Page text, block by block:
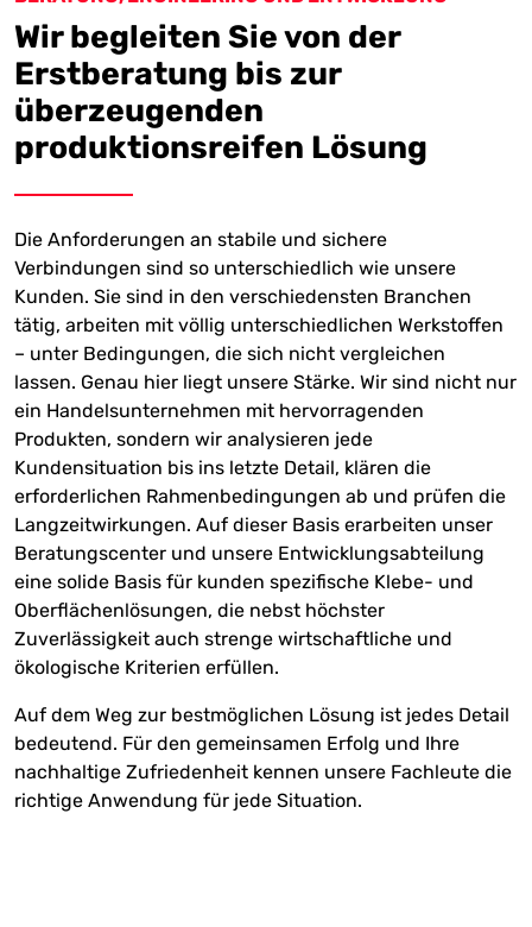
Wir begleiten Sie von der
Erstberatung bis zur
überzeugenden
produktionsreifen Lösung
Die Anforderungen an stabile und sichere
Verbindungen sind so unterschiedlich wie unsere
Kunden. Sie sind in den verschiedensten Branchen
tätig, arbeiten mit völlig unterschiedlichen Werkstoffen
– unter Bedingungen, die sich nicht vergleichen
lassen. Genau hier liegt unsere Stärke. Wir sind nicht nur
ein Handelsunternehmen mit hervorragenden
Produkten, sondern wir analysieren jede
Kundensituation bis ins letzte Detail, klären die
erforderlichen Rahmenbedingungen ab und prüfen die
Langzeitwirkungen. Auf dieser Basis erarbeiten unser
Beratungscenter und unsere Entwicklungsabteilung
eine solide Basis für kunden spezifische Klebe- und
Oberflächenlösungen, die nebst höchster
Zuverlässigkeit auch strenge wirtschaftliche und
ökologische Kriterien erfüllen.
Auf dem Weg zur bestmöglichen Lösung ist jedes Detail
bedeutend. Für den gemeinsamen Erfolg und Ihre
nachhaltige Zufriedenheit kennen unsere Fachleute die
richtige Anwendung für jede Situation.